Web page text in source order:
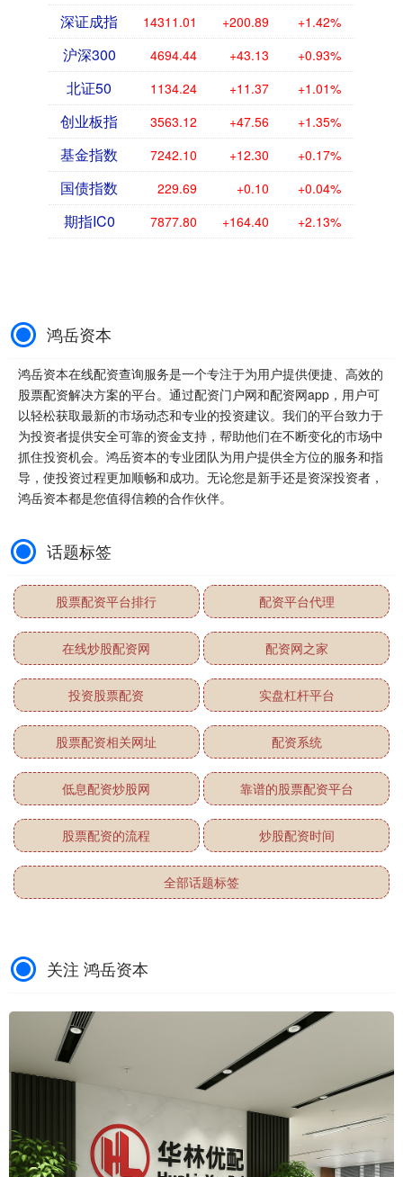
深证成指 14311.01 +200.89 +1.42%
沪深300 4694.44 +43.13 +0.93%
北证50 1134.24 +11.37 +1.01%
创业板指 3563.12 +47.56 +1.35%
基金指数 7242.10 +12.30 +0.17%
国债指数 229.69 +0.10 +0.04%
期指IC0 7877.80 +164.40 +2.13%
鸿岳资本
鸿岳资本在线配资查询服务是一个专注于为用户提供便捷、高效的
股票配资解决方案的平台。通过配资门户网和配资网app，用户可
以轻松获取最新的市场动态和专业的投资建议。我们的平台致力于
为投资者提供安全可靠的资金支持，帮助他们在不断变化的市场中
抓住投资机会。鸿岳资本的专业团队为用户提供全方位的服务和指
导，使投资过程更加顺畅和成功。无论您是新手还是资深投资者，
鸿岳资本都是您值得信赖的合作伙伴。
话题标签
股票配资平台排行 配资平台代理
在线炒股配资网 配资网之家
投资股票配资 实盘杠杆平台
股票配资相关网址 配资系统
低息配资炒股网 靠谱的股票配资平台
股票配资的流程 炒股配资时间
全部话题标签
关注 鸿岳资本